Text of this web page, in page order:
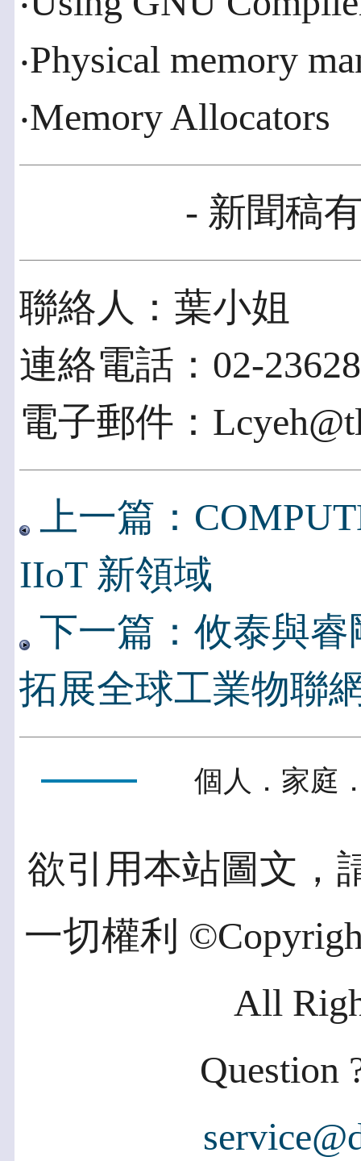
‧Physical memory
‧Memory Allocators
- 新聞稿
聯絡人：葉小姐
連絡電話：02-
電子郵件：
上一篇：
IIoT 新領域
下一篇：攸泰與
拓展全球工業物聯
個人．家庭
欲引用本站圖文，
一切權利
All
Question